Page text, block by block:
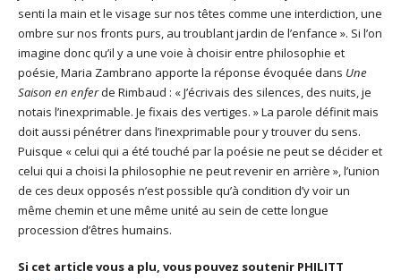
senti la main et le visage sur nos têtes comme une interdiction, une
ombre sur nos fronts purs, au troublant jardin de l’enfance ». Si l’on
imagine donc qu’il y a une voie à choisir entre philosophie et
poésie, Maria Zambrano apporte la réponse évoquée dans Une
Saison en enferde Rimbaud : « J’écrivais des silences, des nuits, je
notais l’inexprimable. Je fixais des vertiges. » La parole définit mais
doit aussi pénétrer dans l’inexprimable pour y trouver du sens.
Puisque « celui qui a été touché par la poésie ne peut se décider et
celui qui a choisi la philosophie ne peut revenir en arrière », l’union
de ces deux opposés n’est possible qu’à condition d’y voir un
même chemin et une même unité au sein de cette longue
procession d’êtres humains.
Si cet article vous a plu, vous pouvez soutenir PHILITT